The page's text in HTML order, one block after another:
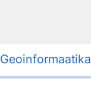
Geoinformaatika